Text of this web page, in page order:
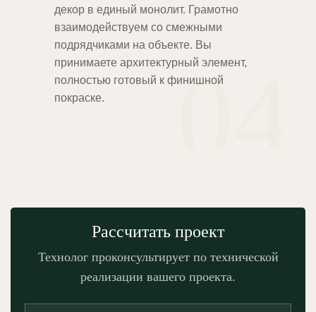
04
декор в единый монолит. Грамотно
взаимодействуем со смежными
подрядчиками на объекте. Вы
принимаете архитектурный элемент,
полностью готовый к финишной
покраске.
Рассчитать проект
Технолог проконсультирует по технической
реализации вашего проекта.